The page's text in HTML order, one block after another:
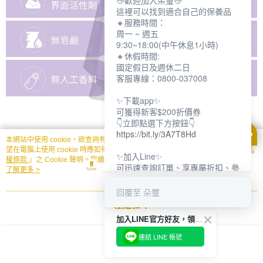
本網站中使用 cookie，欲查詢有關本網站使用 cookie 方式之詳情，及若您不希
望在電腦上使用 cookie 時應如何變更電腦的 cookie 設定，請參閱本網站「
隱私
權條款 」之 Cookie 聲明。您繼續使用本網站即表示您同意本公司得按本網站使
用條款之 Cookie 聲明使用 cookie。
了解更多 >
我知道了
加入LINE官方好友，領取$200折價券
連結 LINE 帳號
這裡可以找到適合自己的保養品
🔸服務時間：
周一 ~ 週五
9:30~18:00(中午休息1小時)
🔸休假時間:
國定假日及週休二日
客服專線：0800-037008
✨下載app✨
可獲得新客$200折價券
👇立即點選下方按鈕👇
https://bit.ly/3A7T8Hd
✨加入Line✨
可迅速查詢訂單、享專屬折扣、參
👇立即點選下方按鈕👇
✨追蹤IG✨
👇立即點選下方按鈕👇
https://bit.ly/3w8zJm1
回覆至 朵璽